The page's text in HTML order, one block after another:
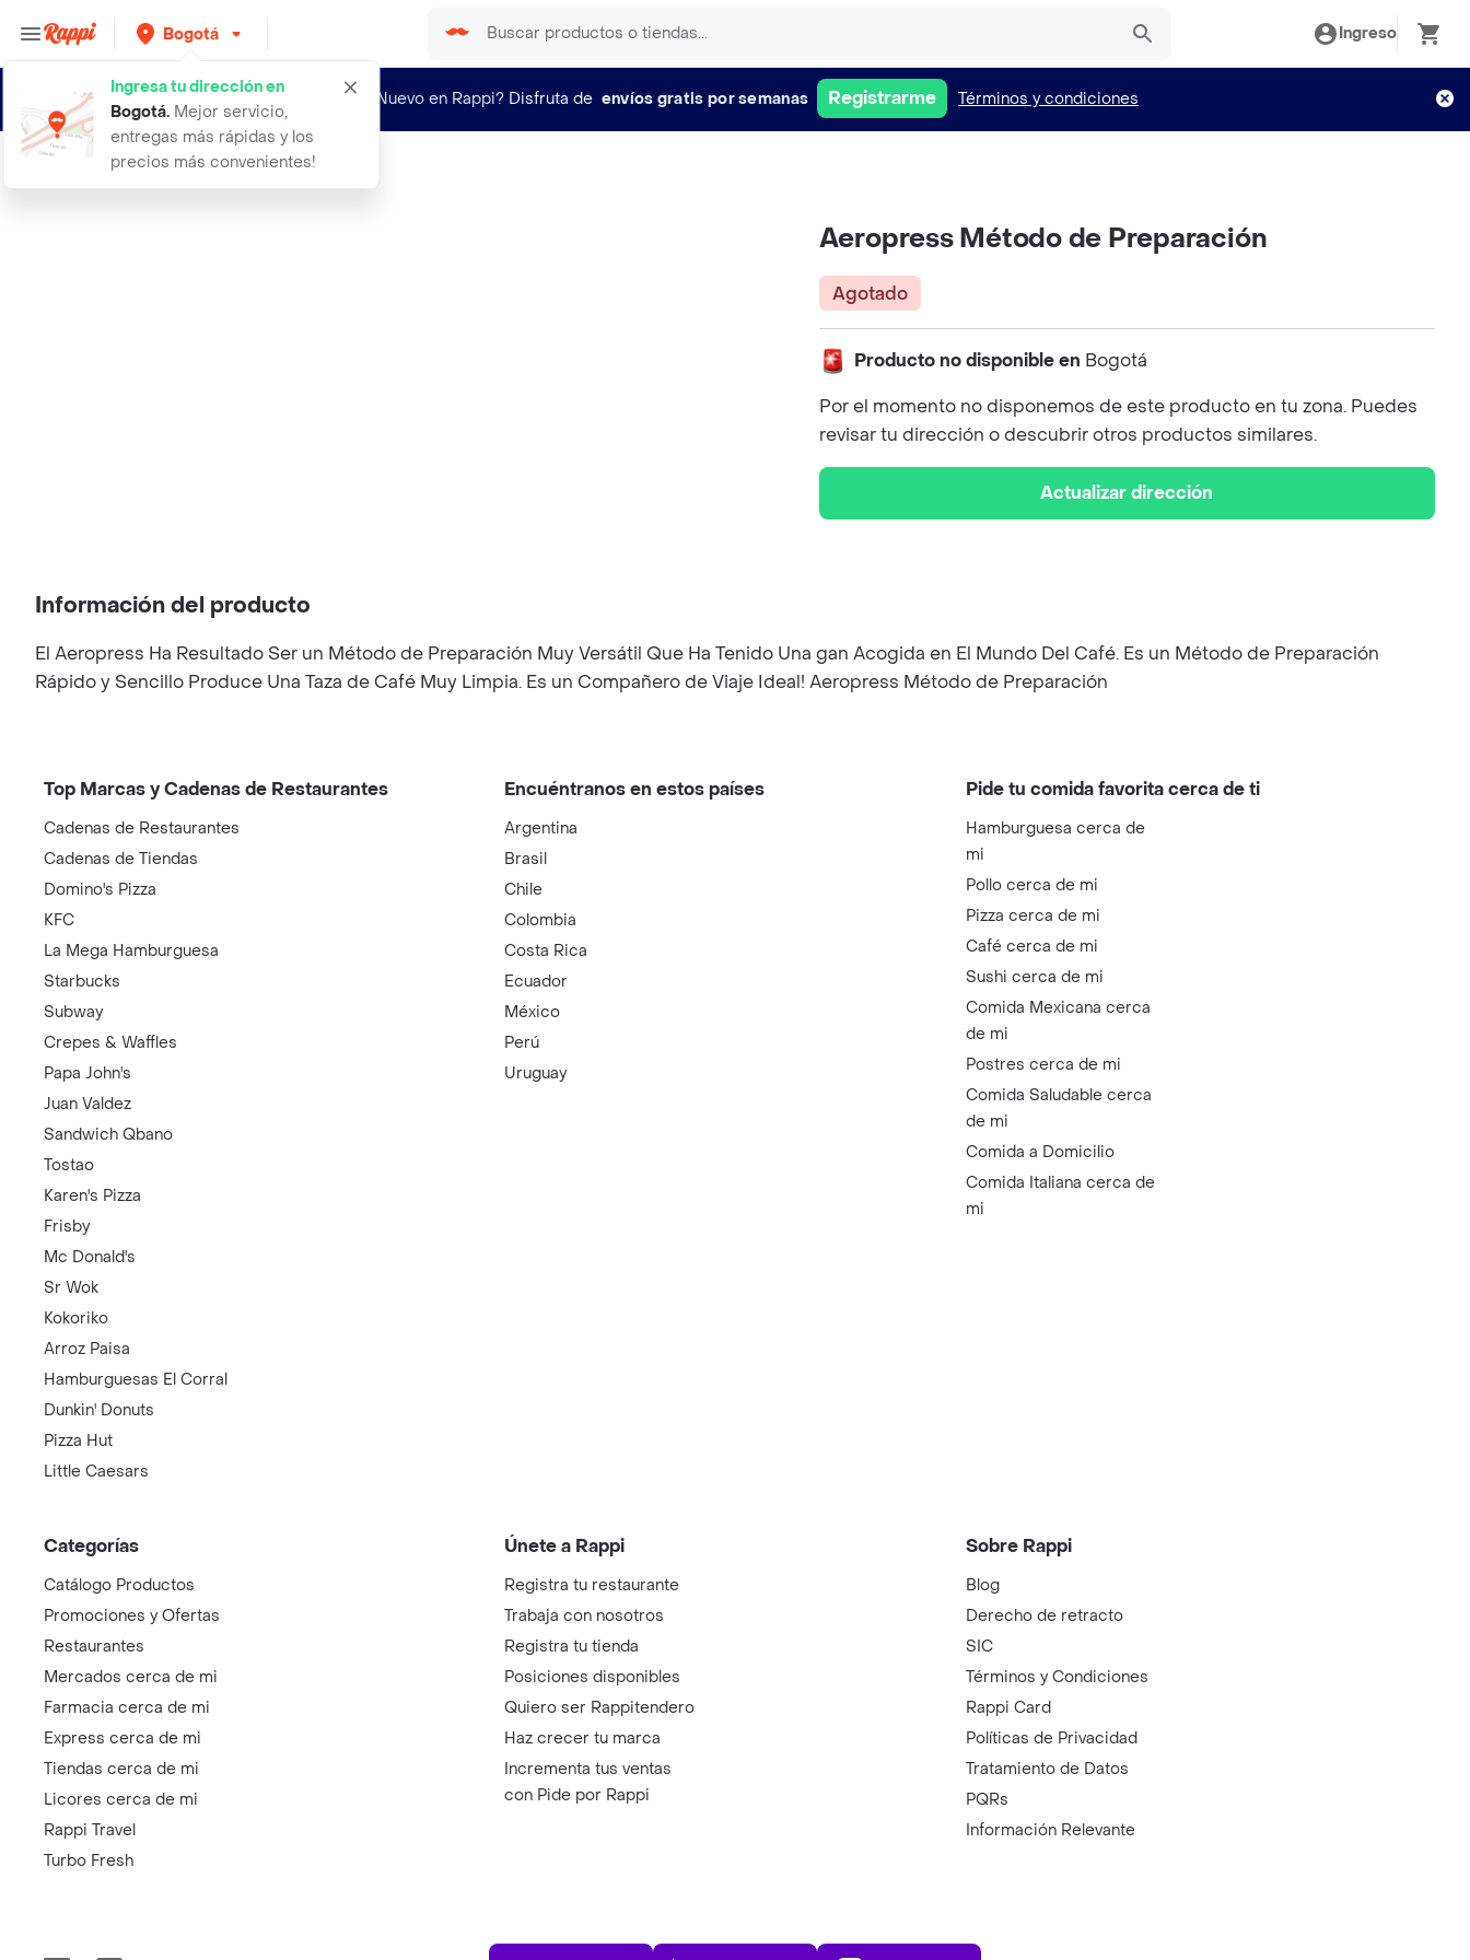
Bogotá
Ingresa tu dirección en
Bogotá. Mejor servicio,
entregas más rápidas y los
precios más convenientes!
Ingreso
¿Nuevo en Rappi? Disfruta de envíos gratis por semanas Registrarme Términos y condiciones
aeropress metodo de preparacion
Aeropress Método de Preparación
Agotado
Producto no disponible en Bogotá
Por el momento no disponemos de este producto en tu zona. Puedes
revisar tu dirección o descubrir otros productos similares.
Actualizar dirección
Información del producto
El Aeropress Ha Resultado Ser un Método de Preparación Muy Versátil Que Ha Tenido Una gan Acogida en El Mundo Del Café. Es un Método de Preparación
Rápido y Sencillo Produce Una Taza de Café Muy Limpia. Es un Compañero de Viaje Ideal! Aeropress Método de Preparación
Top Marcas y Cadenas de Restaurantes
Cadenas de Restaurantes
Cadenas de Tiendas
Domino's Pizza
KFC
La Mega Hamburguesa
Starbucks
Subway
Crepes & Waffles
Papa John's
Juan Valdez
Sandwich Qbano
Tostao
Karen's Pizza
Frisby
Mc Donald's
Sr Wok
Kokoriko
Arroz Paisa
Hamburguesas El Corral
Dunkin' Donuts
Pizza Hut
Little Caesars
Encuéntranos en estos países
Argentina
Brasil
Chile
Colombia
Costa Rica
Ecuador
México
Perú
Uruguay
Pide tu comida favorita cerca de ti
Hamburguesa cerca de
mi
Pollo cerca de mi
Pizza cerca de mi
Café cerca de mi
Sushi cerca de mi
Comida Mexicana cerca
de mi
Postres cerca de mi
Comida Saludable cerca
de mi
Comida a Domicilio
Comida Italiana cerca de
mi
Categorías
Catálogo Productos
Promociones y Ofertas
Restaurantes
Mercados cerca de mi
Farmacia cerca de mi
Express cerca de mi
Tiendas cerca de mi
Licores cerca de mi
Rappi Travel
Turbo Fresh
Únete a Rappi
Registra tu restaurante
Trabaja con nosotros
Registra tu tienda
Posiciones disponibles
Quiero ser Rappitendero
Haz crecer tu marca
Incrementa tus ventas
con Pide por Rappi
Sobre Rappi
Blog
Derecho de retracto
SIC
Términos y Condiciones
Rappi Card
Políticas de Privacidad
Tratamiento de Datos
PQRs
Información Relevante
App Store Play Store AppGallery